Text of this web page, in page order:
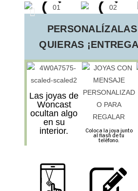
QUIERAS
Las joyas de
Woncast
ocultan algo
en su
interior.
Coloca la joya junto
al flash de tu
teléfono.